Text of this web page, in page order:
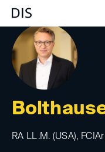
RA LL.M. (USA),